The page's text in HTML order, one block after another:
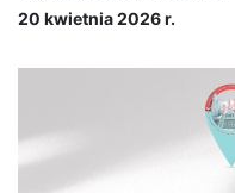
20 kwietnia 2026 r.